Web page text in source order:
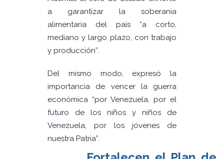
a garantizar la soberanía
alimentaria del país “a corto,
mediano y largo plazo, con trabajo
y producción”.
Del mismo modo, expresó la
importancia de vencer la guerra
económica “por Venezuela, por el
futuro de los niños y niños de
Venezuela, por los jóvenes de
nuestra Patria”.